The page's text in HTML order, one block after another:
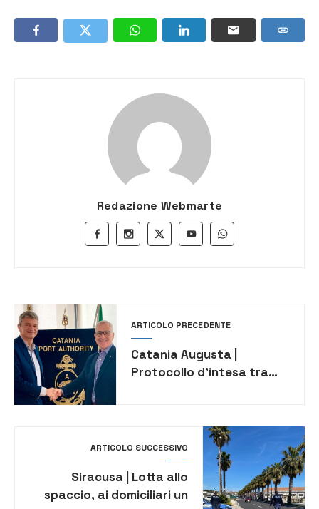
Redazione Webmarte
ARTICOLO PRECEDENTE
Catania Augusta |
Protocollo d’intesa tra
ARTICOLO SUCCESSIVO
Siracusa | Lotta allo
spaccio, ai domiciliari un